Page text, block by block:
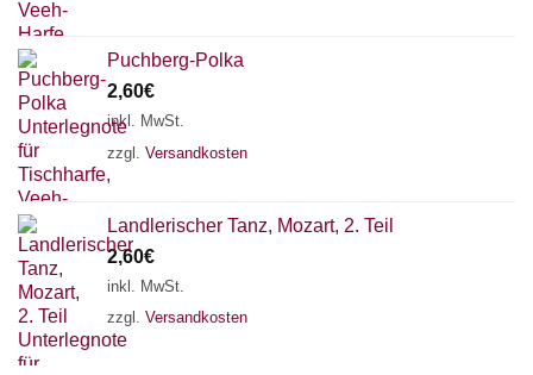
Puchberg-Polka
2,60€
inkl. MwSt.
zzgl. Versandkosten
Landlerischer Tanz, Mozart, 2. Teil
2,60€
inkl. MwSt.
zzgl. Versandkosten
Chat Support
18 SAITEN